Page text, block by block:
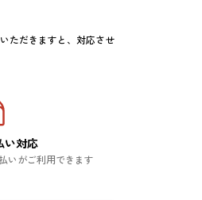
ただきますと、対応させ
い対応
いがご利用できます